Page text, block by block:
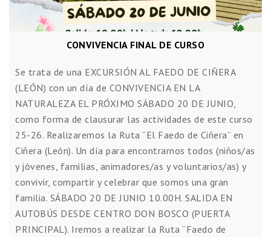
CONVIVENCIA FINAL DE CURSO
Se trata de una EXCURSIÓN AL FAEDO DE CIÑERA
(LEÓN) con un día de CONVIVENCIA EN LA
NATURALEZA EL PRÓXIMO SÁBADO 20 DE JUNIO,
como forma de clausurar las actividades de este curso
25-26. Realizaremos la Ruta “El Faedo de Ciñera” en
Ciñera (León). Un día para encontrarnos todos (niños/as
y jóvenes, familias, animadores/as y voluntarios/as) y
convivir, compartir y celebrar que somos una gran
familia. SÁBADO 20 DE JUNIO 10.00H. SALIDA EN
AUTOBÚS DESDE CENTRO DON BOSCO (PUERTA
PRINCIPAL). Iremos a realizar la Ruta “Faedo de